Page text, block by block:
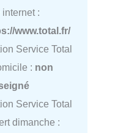
internet :
www.total.fr/
Service Total
: non
Service Total
dimanche :